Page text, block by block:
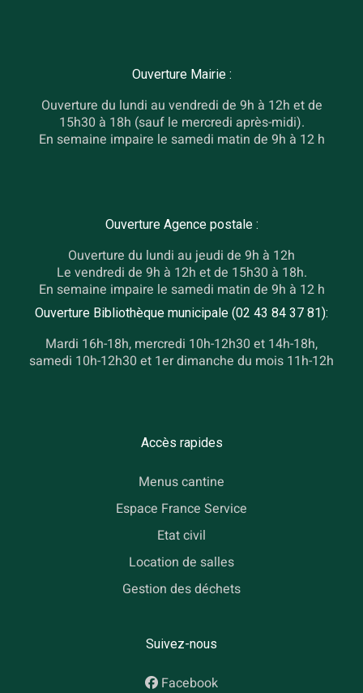
Ouverture Mairie :
Ouverture du lundi au vendredi de 9h à 12h et de
15h30 à 18h (sauf le mercredi après-midi).
En semaine impaire le samedi matin de 9h à 12 h
Ouverture Agence postale :
Ouverture du lundi au jeudi de 9h à 12h
Le vendredi de 9h à 12h et de 15h30 à 18h.
En semaine impaire le samedi matin de 9h à 12 h
Ouverture Bibliothèque municipale (02 43 84 37 81):
Mardi 16h-18h, mercredi 10h-12h30 et 14h-18h,
samedi 10h-12h30 et 1er dimanche du mois 11h-12h
Accès rapides
Menus cantine
Espace France Service
Etat civil
Location de salles
Gestion des déchets
Suivez-nous
Facebook